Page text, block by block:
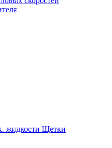
жидкости Щетки